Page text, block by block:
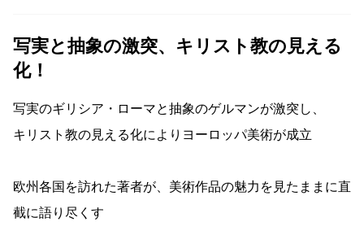
写実と抽象の激突、キリスト教の見える
化！
写実のギリシア・ローマと抽象のゲルマンが激突し、
キリスト教の見える化によりヨーロッパ美術が成立
欧州各国を訪れた著者が、美術作品の魅力を見たままに直
截に語り尽くす